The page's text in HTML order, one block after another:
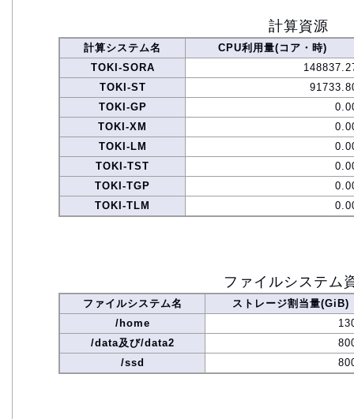
計算資源
計算システム名
CPU利用量(コア・時)
TOKI-SORA
TOKI-ST
TOKI-GP
TOKI-XM
TOKI-LM
TOKI-TST
TOKI-TGP
TOKI-TLM
ファイルシステム
ファイルシステム名
ストレージ割当量(GiB)
/home
/data及び/data2
/ssd